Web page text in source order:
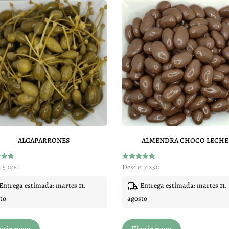
variantes.
Las
opciones
se
pueden
elegir
en
la
página
de
producto
variantes.
Las
opciones
se
pueden
elegir
en
la
página
de
producto
ALCAPARRONES
5,00€
estimada: martes 11.
ALMENDRA CHOCO LECHE
Valorado
con
de 5
Desde:7,25€
Entrega estimada: martes 11.
agosto